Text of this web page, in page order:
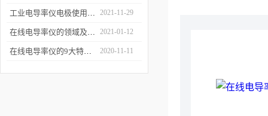
工业电导率仪电极使用时的注意事项，真的很全！ 2021-11-29
在线电导率仪的领域及功能 2021-01-12
在线电导率仪的9大特点，你知道几个？ 2020-11-11